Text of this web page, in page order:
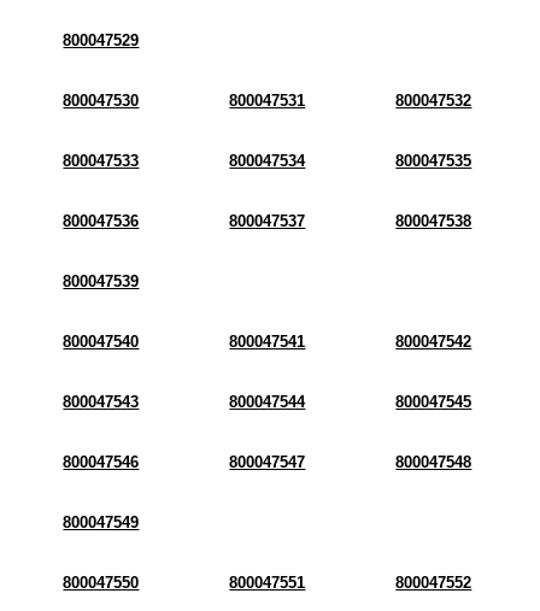
800047529
800047530 800047531 800047532
800047533 800047534 800047535
800047536 800047537 800047538
800047539
800047540 800047541 800047542
800047543 800047544 800047545
800047546 800047547 800047548
800047549
800047550 800047551 800047552